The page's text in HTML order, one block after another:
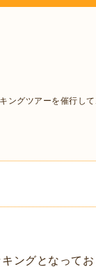
ングツアーを催行して
ングとなってお